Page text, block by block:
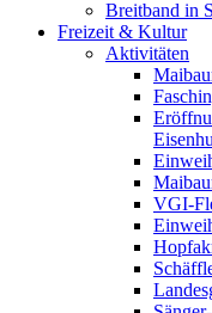
Breitband in
Freizeit & Kultur
Aktivitäten
VGI-